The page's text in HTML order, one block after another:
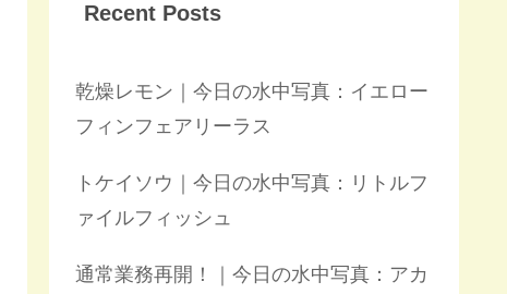
Recent Posts
乾燥レモン｜今日の水中写真：イエロー
フィンフェアリーラス
トケイソウ｜今日の水中写真：リトルフ
ァイルフィッシュ
通常業務再開！｜今日の水中写真：アカ